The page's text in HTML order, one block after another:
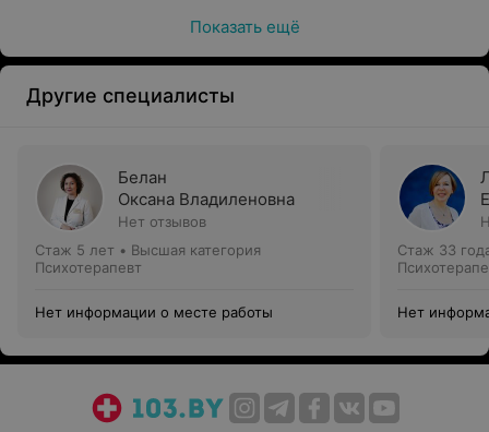
Показать ещё
Другие специалисты
Белан
Оксана Владиленовна
Нет отзывов
Стаж 5 лет • Высшая категория
Психотерапевт
Нет информации о месте работы
Стаж 33
Нет